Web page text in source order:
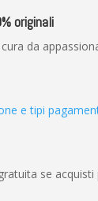
originali
da
e tipi
se